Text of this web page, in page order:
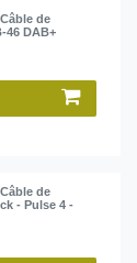
de
46 DAB+
de
- Pulse 4 -